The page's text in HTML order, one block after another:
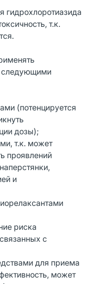
гидрохлоротиазида
т.к.
следующими
(потенцируется
дозы);
т.к. может
проявлений
и
риска
с
для приема
может